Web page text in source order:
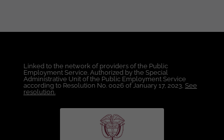
Linked to the network of providers of the Public
Employment Service. Authorized by the Special
Administrative Unit of the Public Employment Service
according to Resolution No. 0026 of January 17, 2023, See
resolution.